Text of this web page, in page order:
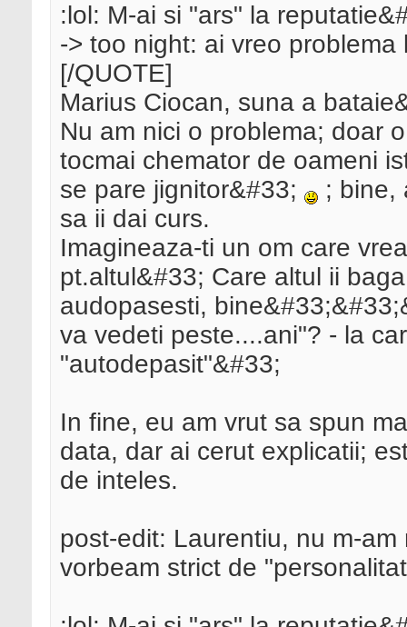
:lol: M-ai si "ars" la
-> too night: ai vreo
[/QUOTE]
Marius Ciocan, suna a
Nu am nici o problema; doar
tocmai chemator de oameni
se pare jignitor&#33;
; bine,
sa ii dai curs.
Imagineaza-ti un om care
pt.altul&#33; Care altul ii
audopasesti,
va vedeti peste....ani"? - la
"autodepasit"&#33;
In fine, eu am vrut sa spun
data, dar ai cerut explicatii;
de inteles.
post-edit: Laurentiu, nu m-
vorbeam strict de